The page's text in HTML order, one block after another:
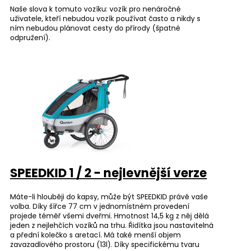
Naše slova k tomuto vozíku: vozík pro nenáročné
uživatele, kteří nebudou vozík používat často a nikdy s
ním nebudou plánovat cesty do přírody (špatné
odpružení).
SPEEDKID 1 / 2 - nejlevnější verze
Máte-li hlouběji do kapsy, může být SPEEDKID právě vaše
volba. Díky šířce 77 cm v jednomístném provedení
projede téměř všemi dveřmi. Hmotnost 14,5 kg z něj dělá
jeden z nejlehčích vozíků na trhu. Řidítka jsou nastavitelná
a přední kolečko s aretací. Má také menší objem
zavazadlového prostoru (13l). Díky specifickému tvaru